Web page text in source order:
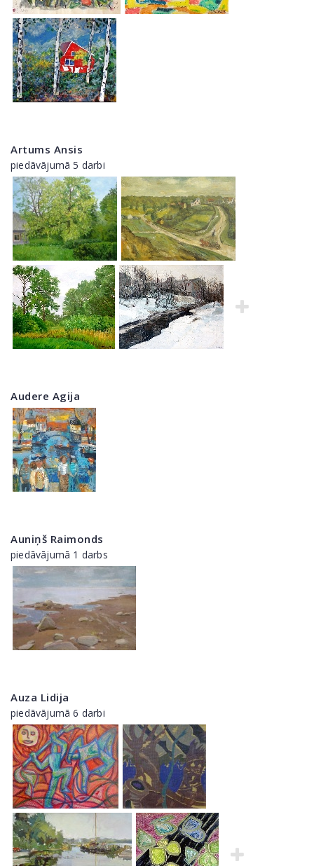
Artums Ansis
piedāvājumā 5 darbi
Audere Agija
Auniņš Raimonds
piedāvājumā 1 darbs
Auza Lidija
piedāvājumā 6 darbi